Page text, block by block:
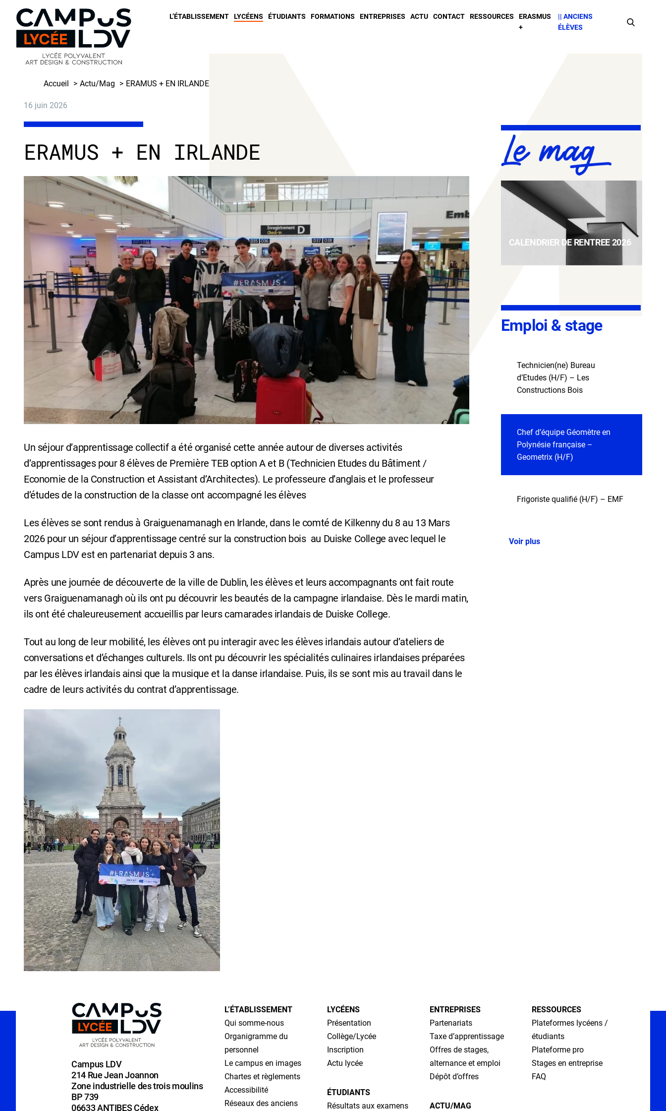
content
L’ÉTABLISSEMENT LYCÉENS ÉTUDIANTS FORMATIONS ENTREPRISES ACTU CONTACT RESSOURCES
ERASMUS
+
|| ANCIENS
ÉLÈVES
Faire
Accueil Actu/Mag ERAMUS + EN IRLANDE
16 juin 2026
ERAMUS + EN IRLANDE
Un séjour d’apprentissage collectif a été organisé cette année autour de diverses activités
d’apprentissages pour 8 élèves de Première TEB option A et B (Technicien Etudes du Bâtiment /
Economie de la Construction et Assistant d’Architectes). Le professeure d’anglais et le professeur
d’études de la construction de la classe ont accompagné les élèves
Les élèves se sont rendus à Graiguenamanagh en Irlande, dans le comté de Kilkenny du 8 au 13 Mars
2026 pour un séjour d’apprentissage centré sur la construction bois au Duiske College avec lequel le
Campus LDV est en partenariat depuis 3 ans.
Après une journée de découverte de la ville de Dublin, les élèves et leurs accompagnants ont fait route
vers Graiguenamanagh où ils ont pu découvrir les beautés de la campagne irlandaise. Dès le mardi matin,
ils ont été chaleureusement accueillis par leurs camarades irlandais de Duiske College.
Tout au long de leur mobilité, les élèves ont pu interagir avec les élèves irlandais autour d’ateliers de
conversations et d’échanges culturels. Ils ont pu découvrir les spécialités culinaires irlandaises préparées
par les élèves irlandais ainsi que la musique et la danse irlandaise. Puis, ils se sont mis au travail dans le
cadre de leurs activités du contrat d’apprentissage.
SIDEBAR
CALENDRIER DE RENTREE 2026
Emploi & stage
Technicien(ne) Bureau
d’Etudes (H/F) – Les
Constructions Bois
Chef d’équipe Géomètre en
Polynésie française –
Geometrix (H/F)
Frigoriste qualifié (H/F) – EMF
Voir plus
Campus LDV
214 Rue Jean Joannon
Zone industrielle des trois moulins
BP 739
06633 ANTIBES Cédex
L’ÉTABLISSEMENT
Qui somme-nous
Organigramme du
personnel
Le campus en images
Chartes et règlements
Accessibilité
Réseaux des anciens
LYCÉENS
Présentation
Collège/Lycée
Inscription
Actu lycée
ÉTUDIANTS
Résultats aux examens
ENTREPRISES
Partenariats
Taxe d’apprentissage
Offres de stages,
alternance et emploi
Dépôt d’offres
ACTU/MAG
RESSOURCES
Plateformes lycéens /
étudiants
Plateforme pro
Stages en entreprise
FAQ